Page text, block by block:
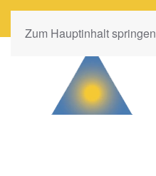
Zum Hauptinhalt springen